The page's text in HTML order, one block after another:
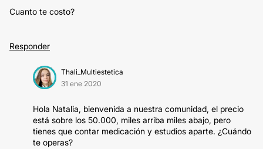
Cuanto te costo?
Responder
Thali_Multiestetica
31 ene 2020
Hola Natalia, bienvenida a nuestra comunidad, el precio
está sobre los 50.000, miles arriba miles abajo, pero
tienes que contar medicación y estudios aparte. ¿Cuándo
te operas?